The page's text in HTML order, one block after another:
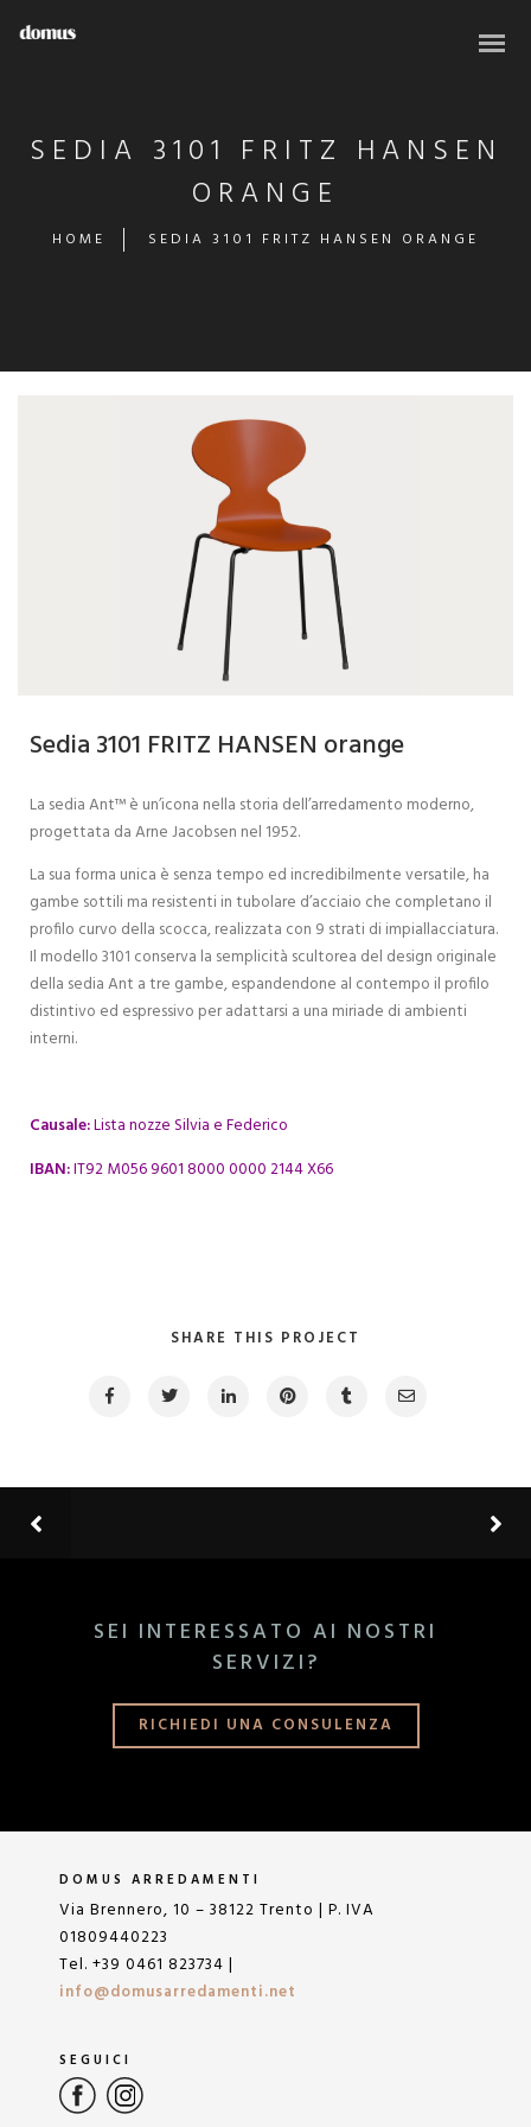
SEDIA 3101 FRITZ HANSEN
ORANGE
HOME SEDIA 3101 FRITZ HANSEN ORANGE
Sedia 3101 FRITZ HANSEN orange
La sedia Ant™ è un’icona nella storia dell’arredamento moderno,
progettata da Arne Jacobsen nel 1952.
La sua forma unica è senza tempo ed incredibilmente versatile, ha
gambe sottili ma resistenti in tubolare d’acciaio che completano il
profilo curvo della scocca, realizzata con 9 strati di impiallacciatura.
Il modello 3101 conserva la semplicità scultorea del design originale
della sedia Ant a tre gambe, espandendone al contempo il profilo
distintivo ed espressivo per adattarsi a una miriade di ambienti
interni.
Causale:Lista nozze Silvia e Federico
IBAN:IT92 M056 9601 8000 0000 2144 X66
SHARE THIS PROJECT
SEI INTERESSATO AI NOSTRI
SERVIZI?
RICHIEDI UNA CONSULENZA
DOMUS ARREDAMENTI
Via Brennero, 10 – 38122 Trento | P. IVA
01809440223
Tel. +39 0461 823734 |
info@domusarredamenti.net
SEGUICI